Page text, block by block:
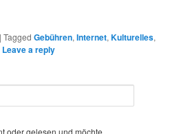
|Tagged Gebühren,Internet,Kulturelles,
Leave a reply
oder gelesen und möchte